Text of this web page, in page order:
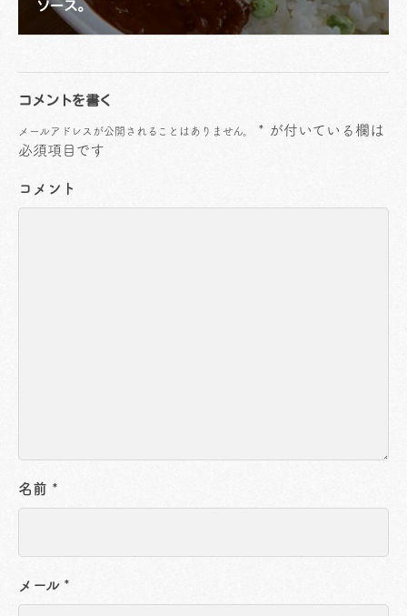
ソース。
コメントを書く
メールアドレスが公開されることはありません。 * が付いている欄は
必須項目です
コメント
名前 *
メール *